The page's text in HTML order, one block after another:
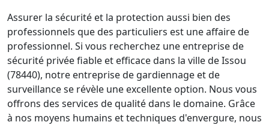
Assurer la sécurité et la protection aussi bien des
professionnels que des particuliers est une affaire de
professionnel. Si vous recherchez une entreprise de
sécurité privée fiable et efficace dans la ville de Issou
(78440), notre entreprise de gardiennage et de
surveillance se révèle une excellente option. Nous vous
offrons des services de qualité dans le domaine. Grâce
à nos moyens humains et techniques d'envergure, nous